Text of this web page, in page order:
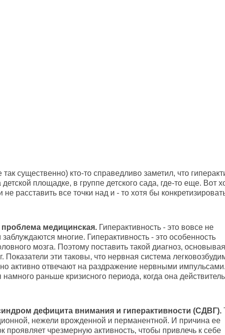
существенно) кто-то справедливо заметил, что
площадке, в группе детского сада, где-то еще. Вот
расставить все точки над и - то хотя бы
проблема медицинская. Гиперактивность - это вовсе не
многие. Гиперактивность - это особенность
мозга. Поэтому поставить такой диагноз,
Показатели эти таковы, что нервная система
активно отвечают на раздражение нервными
раньше кризисного периода, когда она
дефицита внимания и гиперактивности (СДВГ).
нежели врожденной и перманентной. И причина ее
проявляет чрезмерную активность, чтобы привлечь к себе